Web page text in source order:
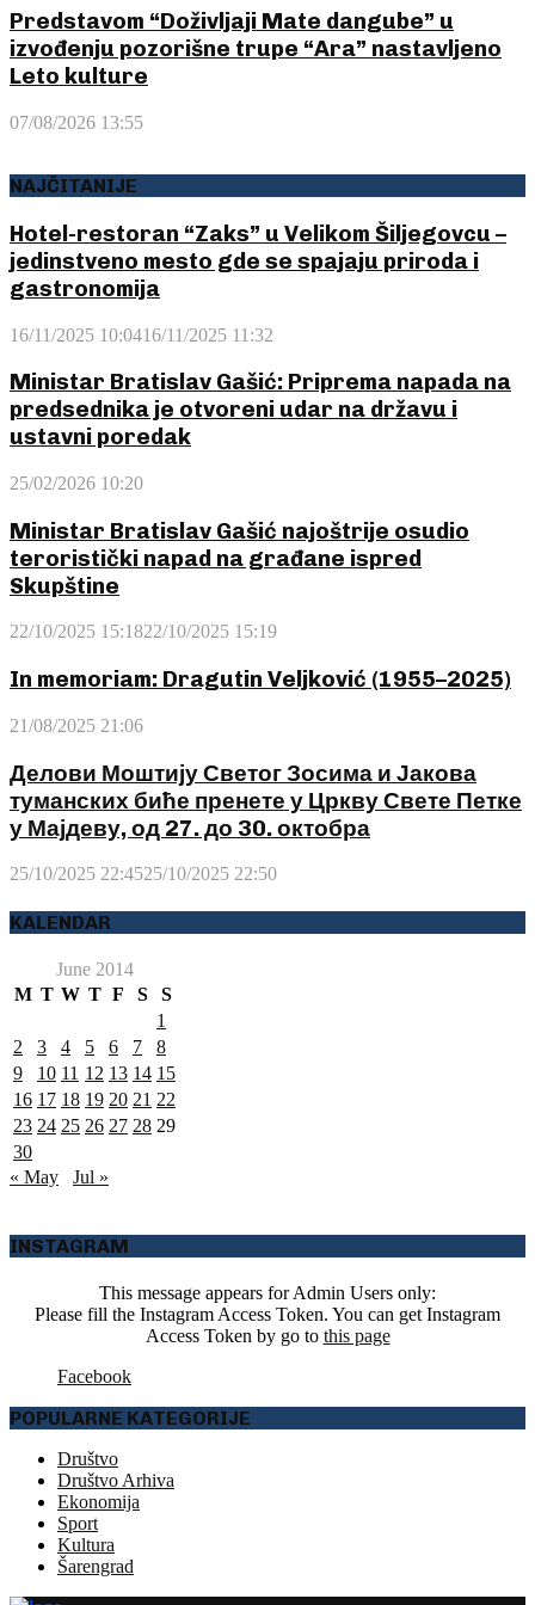
Predstavom “Doživljaji Mate dangube” u
izvođenju pozorišne trupe “Ara” nastavljeno
Leto kulture
07/08/2026 13:55
NAJČITANIJE
Hotel-restoran “Zaks” u Velikom Šiljegovcu –
jedinstveno mesto gde se spajaju priroda i
gastronomija
16/11/2025 10:0416/11/2025 11:32
Ministar Bratislav Gašić: Priprema napada na
predsednika je otvoreni udar na državu i
ustavni poredak
25/02/2026 10:20
Ministar Bratislav Gašić najoštrije osudio
teroristički napad na građane ispred
Skupštine
22/10/2025 15:1822/10/2025 15:19
In memoriam: Dragutin Veljković (1955–2025)
21/08/2025 21:06
Делови Моштију Светог Зосима и Јакова
туманских биће пренете у Цркву Свете Петке
у Мајдеву, од 27. до 30. октобра
25/10/2025 22:4525/10/2025 22:50
KALENDAR
June 2014
M T W T F S
S
1
2
3 4 5 6 7
8
9
10 11 12 13 14 15
16 17 18 19 20 21 22
23 24 25 26 27 28 29
30
« May
Jul »
INSTAGRAM
This message appears for Admin Users only:
Please fill the Instagram Access Token. You can get Instagram
Access Token by go to this page
Facebook
POPULARNE KATEGORIJE
Društvo
Društvo Arhiva
Ekonomija
Sport
Kultura
Šarengrad